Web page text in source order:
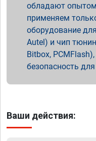
обладают
применяем
оборудование
Autel) и чип
Bitbox,
безопасность
Ваши действия: